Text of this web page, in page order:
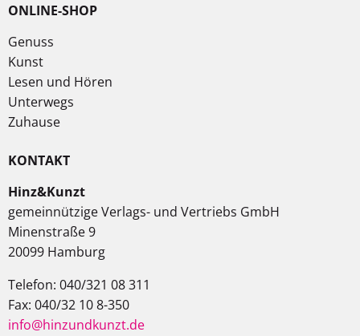
ONLINE-SHOP
Genuss
Kunst
Lesen und Hören
Unterwegs
Zuhause
KONTAKT
Hinz&Kunzt
gemeinnützige Verlags- und Vertriebs GmbH
Minenstraße 9
20099 Hamburg
Telefon: 040/321 08 311
Fax: 040/32 10 8-350
info@hinzundkunzt.de